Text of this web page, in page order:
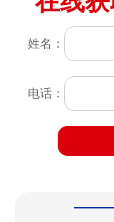
姓名：
电话：
——